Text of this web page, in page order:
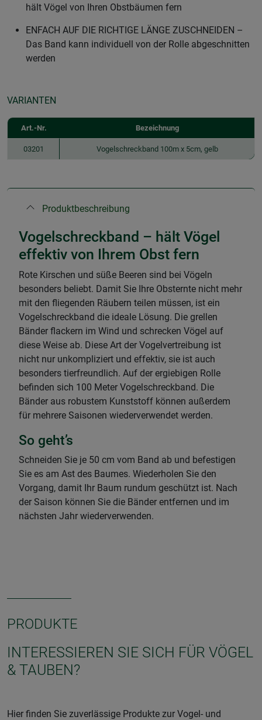
hält Vögel von Ihren Obstbäumen fern
ENFACH AUF DIE RICHTIGE LÄNGE ZUSCHNEIDEN –
Das Band kann individuell von der Rolle abgeschnitten
werden
VARIANTEN
Art.-Nr. Bezeichnung
03201 Vogelschreckband 100m x 5cm, gelb
Produktbeschreibung
Vogelschreckband – hält Vögel
effektiv von Ihrem Obst fern
Rote Kirschen und süße Beeren sind bei Vögeln
besonders beliebt. Damit Sie Ihre Obsternte nicht mehr
mit den fliegenden Räubern teilen müssen, ist ein
Vogelschreckband die ideale Lösung. Die grellen
Bänder flackern im Wind und schrecken Vögel auf
diese Weise ab. Diese Art der Vogelvertreibung ist
nicht nur unkompliziert und effektiv, sie ist auch
besonders tierfreundlich. Auf der ergiebigen Rolle
befinden sich 100 Meter Vogelschreckband. Die
Bänder aus robustem Kunststoff können außerdem
für mehrere Saisonen wiederverwendet werden.
So geht’s
Schneiden Sie je 50 cm vom Band ab und befestigen
Sie es am Ast des Baumes. Wiederholen Sie den
Vorgang, damit Ihr Baum rundum geschützt ist. Nach
der Saison können Sie die Bänder entfernen und im
nächsten Jahr wiederverwenden.
PRODUKTE
INTERESSIEREN SIE SICH FÜR VÖGEL
& TAUBEN?
Hier finden Sie zuverlässige Produkte zur Vogel- und